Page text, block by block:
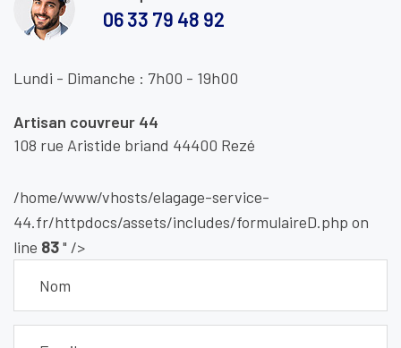
06 33 79 48 92
Lundi - Dimanche : 7h00 - 19h00
Artisan couvreur 44
108 rue Aristide briand 44400 Rezé
/home/www/vhosts/elagage-service-
44.fr/httpdocs/assets/includes/formulaireD.php on
line 83" />